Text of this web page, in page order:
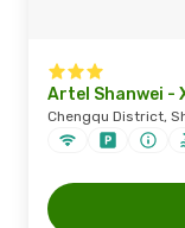
Artel Shanwei -
Chengqu District,